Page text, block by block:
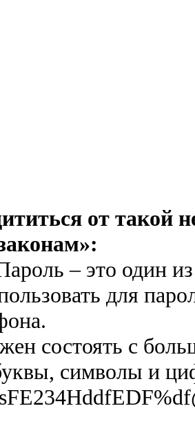
от такой
– это один
для
состоять с
символы и